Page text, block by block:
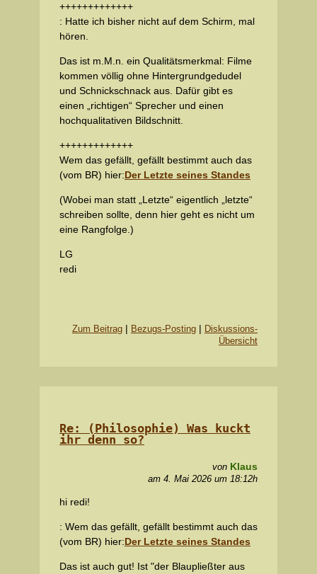
+++++++++++++
: Hatte ich bisher nicht auf dem Schirm, mal
hören.
Das ist m.M.n. ein Qualitätsmerkmal: Filme
kommen völlig ohne Hintergrundgedudel
und Schnickschnack aus. Dafür gibt es
einen „richtigen“ Sprecher und einen
hochqualitativen Bildschnitt.
+++++++++++++
Wem das gefällt, gefällt bestimmt auch das
(vom BR) hier:Der Letzte seines Standes
(Wobei man statt „Letzte“ eigentlich „letzte“
schreiben sollte, denn hier geht es nicht um
eine Rangfolge.)
LG
redi
Zum Beitrag | Bezugs-Posting | Diskussions-
Übersicht
Re: (Philosophie) Was kuckt
ihr denn so?
von Klaus
am 4. Mai 2026 um 18:12h
hi redi!
: Wem das gefällt, gefällt bestimmt auch das
(vom BR) hier:Der Letzte seines Standes
Das ist auch gut! Ist "der Blaupließter aus